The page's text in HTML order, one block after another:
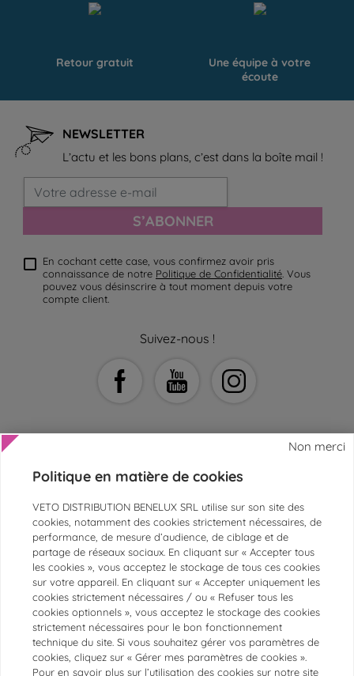
Retour gratuit
Une équipe à votre
écoute
NEWSLETTER
L’actu et les bons plans, c’est dans la boîte mail !
S’ABONNER
En cochant cette case, vous confirmez avoir pris
connaissance de notre Politique de Confidentialité . Vous
pouvez vous désinscrire à tout moment depuis votre
compte client.
Suivez-nous !
AIDE ET CONTACT
SERVICE CLIENTS
ESPACE ASV ET VÉTÉRINAIRES
PAIEMENTS SÉCURISÉS
MARQUES
CATÉGORIES LES PLUS POPULAIRES
@Chronovet
Non merci
Politique en matière de cookies
VETO DISTRIBUTION BENELUX SRL utilise sur son site des
cookies, notamment des cookies strictement nécessaires, de
performance, de mesure d’audience, de ciblage et de
partage de réseaux sociaux. En cliquant sur « Accepter tous
les cookies », vous acceptez le stockage de tous ces cookies
sur votre appareil. En cliquant sur « Accepter uniquement les
cookies strictement nécessaires / ou « Refuser tous les
cookies optionnels », vous acceptez le stockage des cookies
strictement nécessaires pour le bon fonctionnement
technique du site. Si vous souhaitez gérer vos paramètres de
cookies, cliquez sur « Gérer mes paramètres de cookies ».
Pour en savoir plus sur l’utilisation des cookies sur notre site